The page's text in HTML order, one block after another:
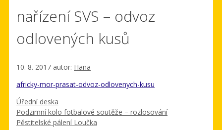
nařízení SVS – odvoz
odlovených kusů
10. 8. 2017 autor: Hana
africky-mor-prasat-odvoz-odlovenych-kusu
Rubriky
Úřední deska
Podzimní kolo fotbalové soutěže – rozlosování
Pěstitelské pálení Loučka